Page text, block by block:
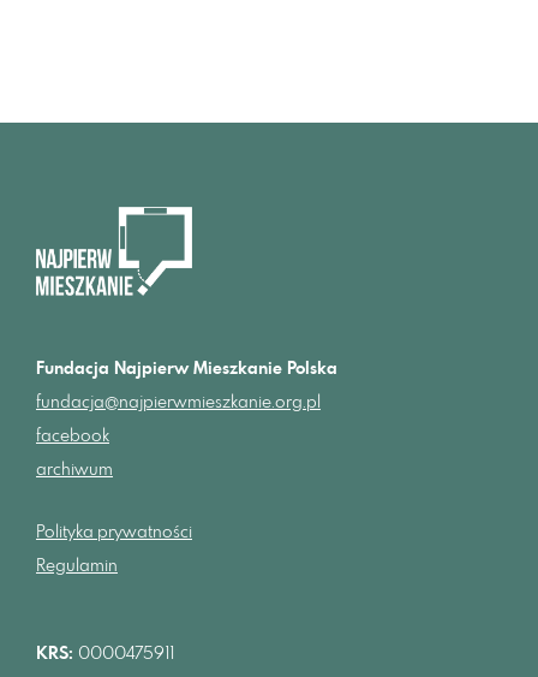
Fundacja Najpierw Mieszkanie Polska
fundacja@najpierwmieszkanie.org.pl
facebook
archiwum
Polityka prywatności
Regulamin
KRS: 0000475911